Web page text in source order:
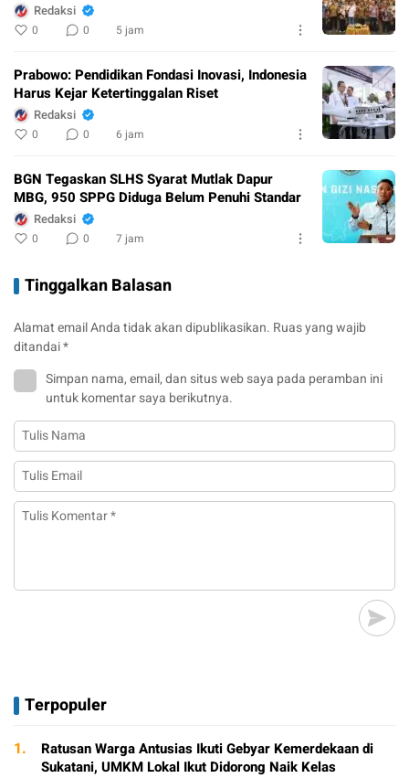
Redaksi
0 0 5 jam
Prabowo: Pendidikan Fondasi Inovasi, Indonesia
Harus Kejar Ketertinggalan Riset
Redaksi
0 0 6 jam
BGN Tegaskan SLHS Syarat Mutlak Dapur
MBG, 950 SPPG Diduga Belum Penuhi Standar
Redaksi
0 0 7 jam
Tinggalkan Balasan
Alamat email Anda tidak akan dipublikasikan. Ruas yang wajib
ditandai*
Simpan nama, email, dan situs web saya pada peramban ini
untuk komentar saya berikutnya.
Terpopuler
1.
Ratusan Warga Antusias Ikuti Gebyar Kemerdekaan di
Sukatani, UMKM Lokal Ikut Didorong Naik Kelas